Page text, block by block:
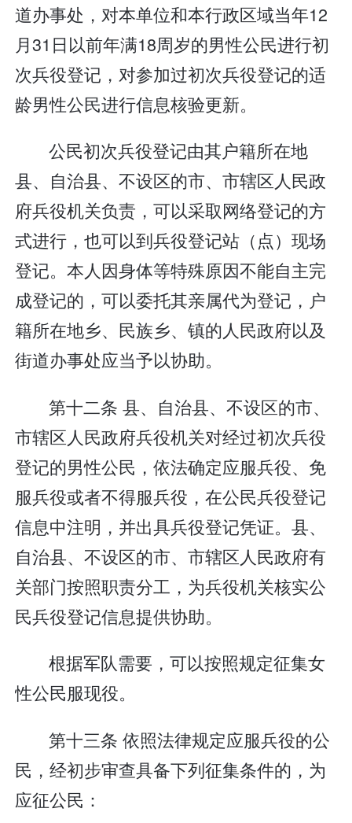
道办事处，对本单位和本行政区域当年12
月31日以前年满18周岁的男性公民进行初
次兵役登记，对参加过初次兵役登记的适
龄男性公民进行信息核验更新。
公民初次兵役登记由其户籍所在地
县、自治县、不设区的市、市辖区人民政
府兵役机关负责，可以采取网络登记的方
式进行，也可以到兵役登记站（点）现场
登记。本人因身体等特殊原因不能自主完
成登记的，可以委托其亲属代为登记，户
籍所在地乡、民族乡、镇的人民政府以及
街道办事处应当予以协助。
第十二条 县、自治县、不设区的市、
市辖区人民政府兵役机关对经过初次兵役
登记的男性公民，依法确定应服兵役、免
服兵役或者不得服兵役，在公民兵役登记
信息中注明，并出具兵役登记凭证。县、
自治县、不设区的市、市辖区人民政府有
关部门按照职责分工，为兵役机关核实公
民兵役登记信息提供协助。
根据军队需要，可以按照规定征集女
性公民服现役。
第十三条 依照法律规定应服兵役的公
民，经初步审查具备下列征集条件的，为
应征公民：